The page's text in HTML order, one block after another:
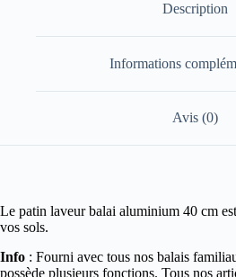
Description
Informations
Avis (0)
Le patin laveur balai aluminium 40 cm
vos sols.
Info : Fourni avec tous nos balais
possède plusieurs fonctions. Tous nos